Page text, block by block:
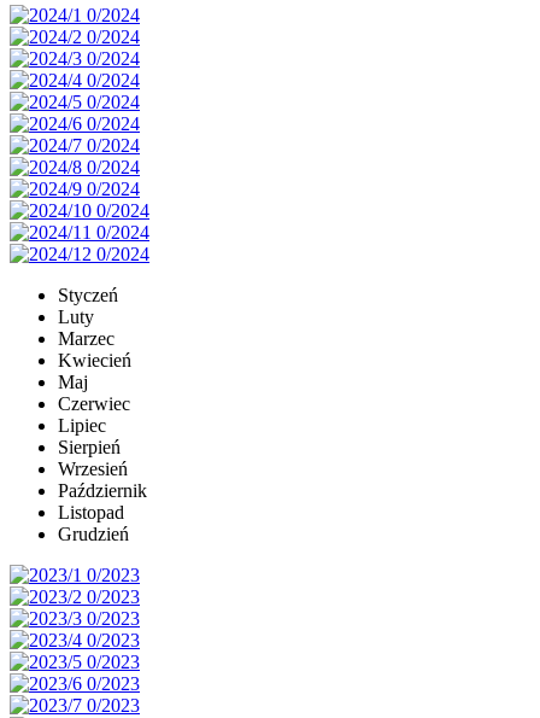
Styczeń
Luty
Marzec
Kwiecień
Maj
Czerwiec
Lipiec
Sierpień
Wrzesień
Październik
Listopad
Grudzień